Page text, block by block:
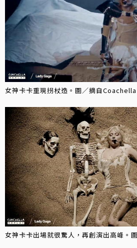
女神卡卡重現拐杖造。圖／摘自Coachella
女神卡卡出場就很驚人，再創演出高峰。